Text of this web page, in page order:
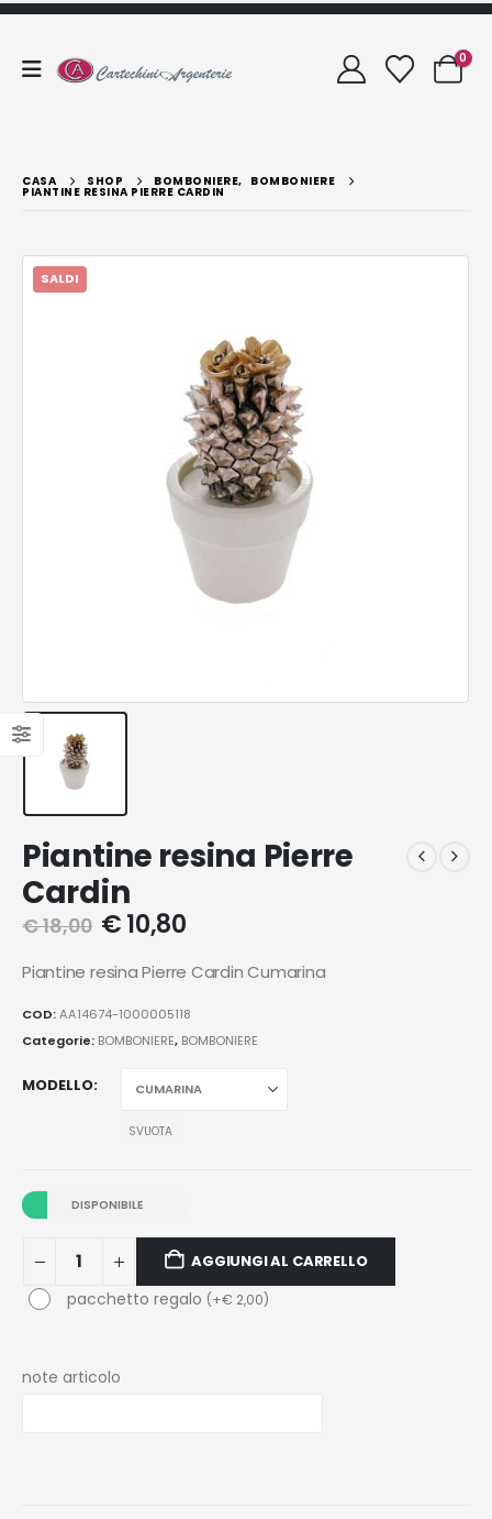
0
CASA SHOP BOMBONIERE, BOMBONIERE
PIANTINE RESINA PIERRE CARDIN
SALDI
Piantine resina Pierre
Cardin
€18,00 €10,80
Piantine resina Pierre Cardin Cumarina
COD:AA14674-1000005118
Categorie: BOMBONIERE, BOMBONIERE
MODELLO
SVUOTA
DISPONIBILE
AGGIUNGI AL CARRELLO
pacchetto regalo (+€2,00)
note articolo